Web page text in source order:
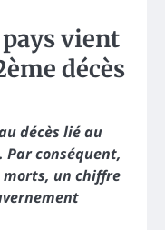
pays vient
décès
décès lié au
Par conséquent,
morts, un chiffre